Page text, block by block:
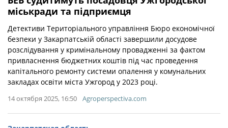
міськради та підприємця
Детективи Територіального управління Бюро економічної
безпеки у Закарпатській області завершили досудове
розслідування у кримінальному провадженні за фактом
привласнення бюджетних коштів під час проведення
капітального ремонту системи опалення у комунальних
закладах освіти міста Ужгород у 2023 році.
14 октября 2025, 16:50 Agroperspectiva.com